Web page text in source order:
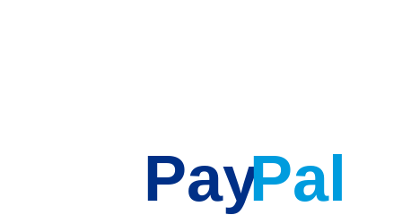
PayPal